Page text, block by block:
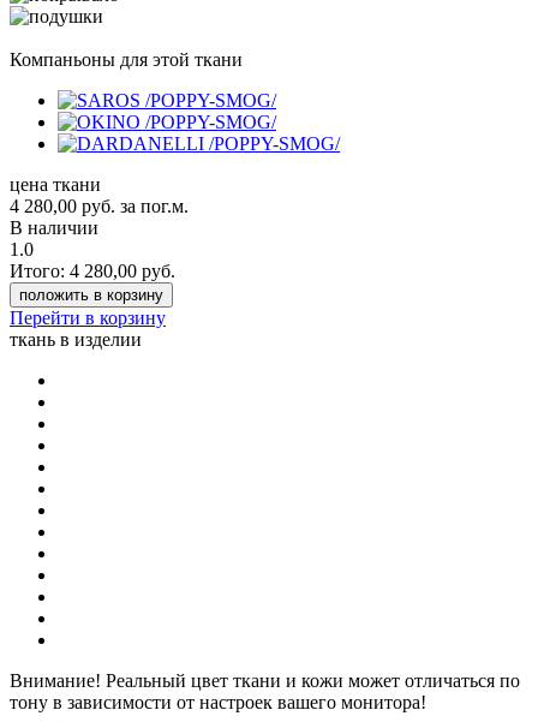
Компаньоны для этой ткани
цена ткани
4 280,00 руб. за пог.м.
В наличии
1.0
Итого: 4 280,00 руб.
положить в корзину
Перейти в корзину
ткань в изделии
Внимание! Реальный цвет ткани и кожи может отличаться по
тону в зависимости от настроек вашего монитора!